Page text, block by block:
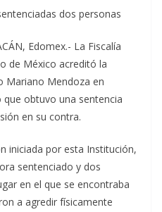
dos personas
Edomex.- La Fiscalía
de México acreditó la
Mariano Mendoza en
obtuvo una sentencia
en su contra.
iniciada por esta Institución,
sentenciado y dos
en el que se encontraba
a agredir físicamente